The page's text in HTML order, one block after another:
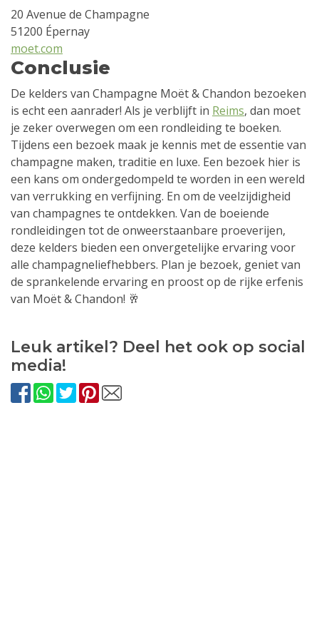
20 Avenue de Champagne
51200 Épernay
moet.com
Conclusie
De kelders van Champagne Moët & Chandon bezoeken
is echt een aanrader! Als je verblijft in Reims, dan moet
je zeker overwegen om een rondleiding te boeken.
Tijdens een bezoek maak je kennis met de essentie van
champagne maken, traditie en luxe. Een bezoek hier is
een kans om ondergedompeld te worden in een wereld
van verrukking en verfijning. En om de veelzijdigheid
van champagnes te ontdekken. Van de boeiende
rondleidingen tot de onweerstaanbare proeverijen,
deze kelders bieden een onvergetelijke ervaring voor
alle champagneliefhebbers. Plan je bezoek, geniet van
de sprankelende ervaring en proost op de rijke erfenis
van Moët & Chandon! 🥂
Leuk artikel? Deel het ook op social
media!